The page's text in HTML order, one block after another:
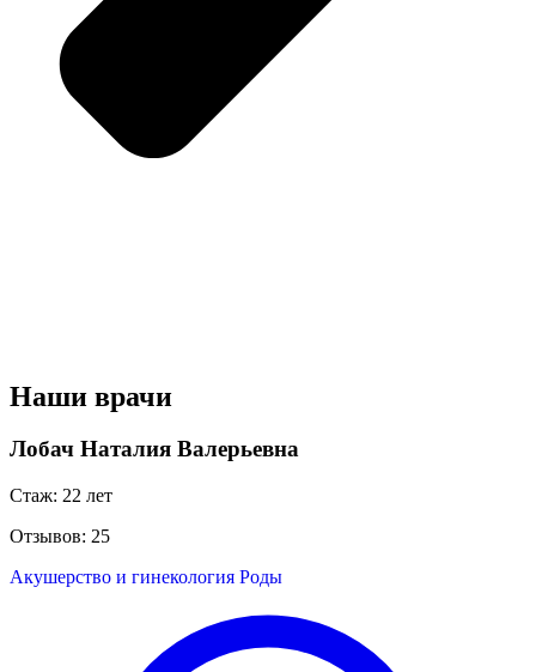
Наши врачи
Лобач Наталия Валерьевна
Стаж: 22 лет
Отзывов: 25
Акушерство и гинекология Роды